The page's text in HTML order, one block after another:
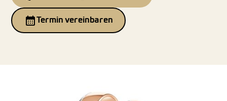
Termin vereinbaren